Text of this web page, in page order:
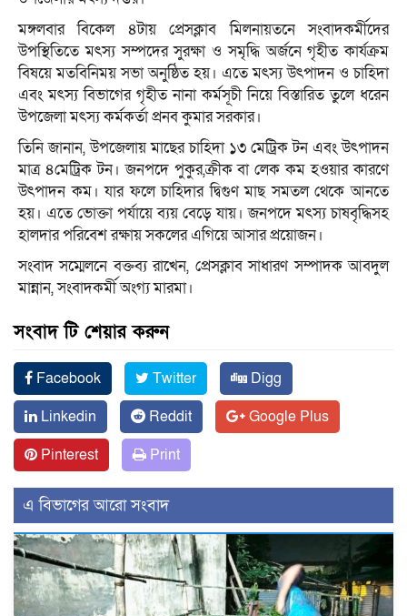
মঙ্গলবার বিকেল ৪টায় প্রেসক্লাব মিলনায়তনে সংবাদকর্মীদের
উপস্থিতিতে মৎস্য সম্পদের সুরক্ষা ও সমৃদ্ধি অর্জনে গৃহীত কার্যক্রম
বিষয়ে মতবিনিময় সভা অনুষ্ঠিত হয়। এতে মৎস্য উৎপাদন ও চাহিদা
এবং মৎস্য বিভাগের গৃহীত নানা কর্মসূচী নিয়ে বিস্তারিত তুলে ধরেন
উপজেলা মৎস্য কর্মকর্তা প্রনব কুমার সরকার।
তিনি জানান, উপজেলায় মাছের চাহিদা ১৩ মেট্রিক টন এবং উৎপাদন
মাত্র ৪মেট্রিক টন। জনপদে পুকুর,ক্রীক বা লেক কম হওয়ার কারণে
উৎপাদন কম। যার ফলে চাহিদার দ্বিগুণ মাছ সমতল থেকে আনতে
হয়। এতে ভোক্তা পর্যায়ে ব্যয় বেড়ে যায়। জনপদে মৎস্য চাষবৃদ্ধিসহ
হালদার পরিবেশ রক্ষায় সকলের এগিয়ে আসার প্রয়োজন।
সংবাদ সম্মেলনে বক্তব্য রাখেন, প্রেসক্লাব সাধারণ সম্পাদক আবদুল
মান্নান, সংবাদকর্মী অংগ্য মারমা।
সংবাদ টি শেয়ার করুন
Facebook Twitter
Digg
Linkedin
Reddit
Google Plus
Pinterest
Print
এ বিভাগের আরো সংবাদ